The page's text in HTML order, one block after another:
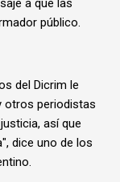
a que las
público.
del Dicrim le
otros periodistas
así que
dice uno de los